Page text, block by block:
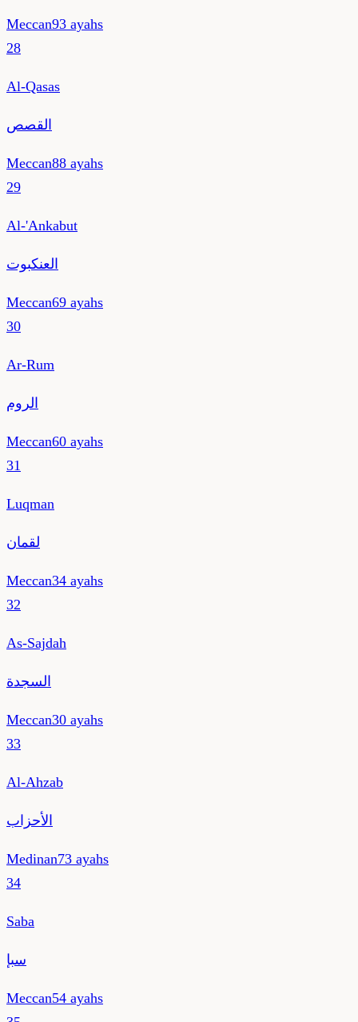
Meccan93 ayahs
28
Al-Qasas
القصص
Meccan88 ayahs
29
Al-'Ankabut
العنكبوت
Meccan69 ayahs
30
Ar-Rum
الروم
Meccan60 ayahs
31
Luqman
لقمان
Meccan34 ayahs
32
As-Sajdah
السجدة
Meccan30 ayahs
33
Al-Ahzab
الأحزاب
Medinan73 ayahs
34
Saba
سبإ
Meccan54 ayahs